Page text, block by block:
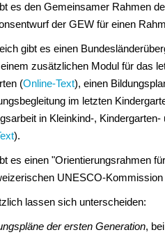
es den Gemeinsamer Rahmen
der GEW für einen
gibt es einen
zusätzlichen Modul für das
(Online-Text), einen
im letzten
in Kleinkind-,
).
es einen "Orientierungsrahmen
UNESCO-
lassen sich unterscheiden:
der ersten Generation,